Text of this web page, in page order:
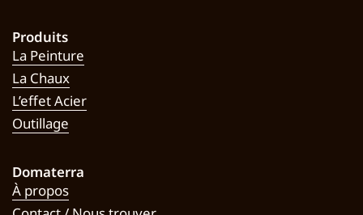
Produits
La Peinture
La Chaux
L’effet Acier
Outillage
Domaterra
À propos